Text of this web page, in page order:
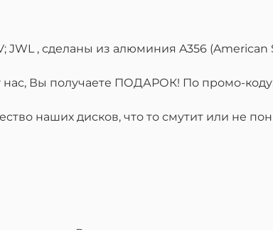
JWL , сделаны из алюминия A356 (American
нас, Вы получаете ПОДАРОК! По промо-
наших дисков, что то смутит или не